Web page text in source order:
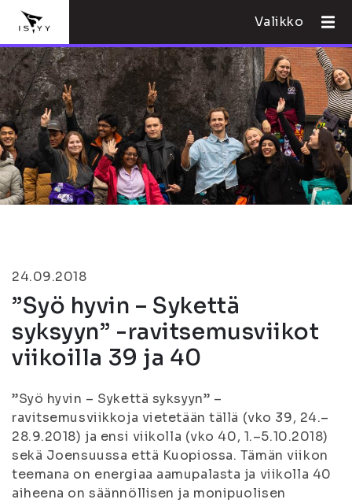
Valikko
24.09.2018
”Syö hyvin – Sykettä
syksyyn” -ravitsemusviikot
viikoilla 39 ja 40
”Syö hyvin – Sykettä syksyyn” –
ravitsemusviikkoja vietetään tällä (vko 39, 24.–
28.9.2018) ja ensi viikolla (vko 40, 1.–5.10.2018)
sekä Joensuussa että Kuopiossa. Tämän viikon
teemana on energiaa aamupalasta ja viikolla 40
aiheena on säännöllisen ja monipuolisen